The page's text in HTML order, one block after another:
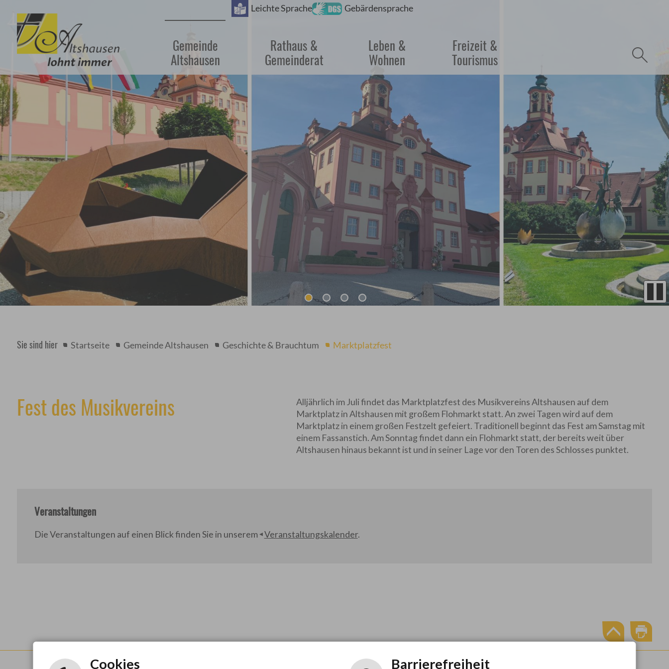
Gemeinde
Altshausen
Rathaus &
Gemeinderat
Leben &
Wohnen
Freizeit &
Tourismus
Barrierefreiheit
Leichte Sprache Gebärdensprache
Sie sind hier Startseite Gemeinde Altshausen Geschichte & Brauchtum Marktplatzfest
Fest des Musikvereins
Alljährlich im Juli findet das Marktplatzfest des Musikvereins Altshausen auf dem
Marktplatz in Altshausen mit großem Flohmarkt statt. An zwei Tagen wird auf dem
Marktplatz in einem großen Festzelt gefeiert. Traditionell beginnt das Fest am Samstag mit
einem Fassanstich. Am Sonntag findet dann ein Flohmarkt statt, der bereits weit über
Altshausen hinaus bekannt ist und in seiner Lage vor den Toren des Schlosses punktet.
Veranstaltungen
Die Veranstaltungen auf einen Blick finden Sie in unserem Veranstaltungskalender.
Cookies Barrierefreiheit